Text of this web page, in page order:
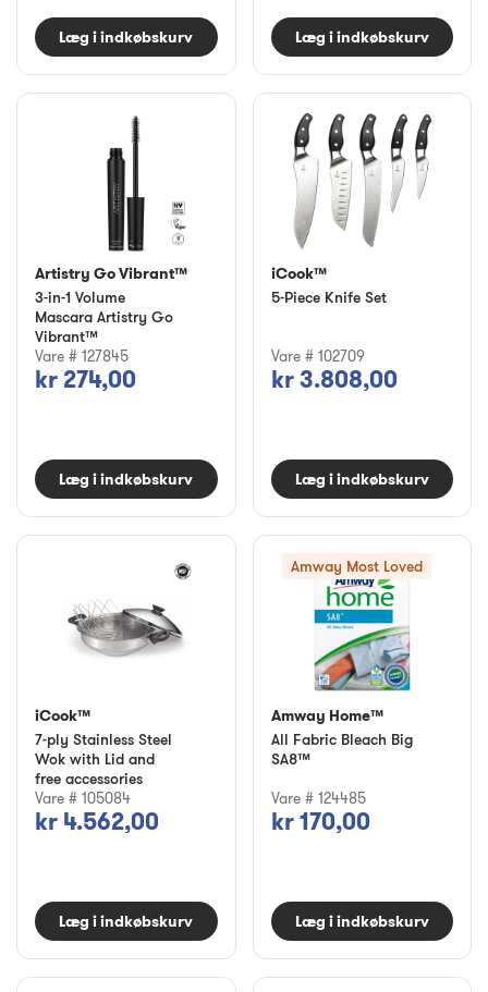
Læg i indkøbskurv Læg i indkøbskurv
Artistry Go Vibrant™
3-in-1 Volume
Mascara Artistry Go
Vibrant™
Vare # 127845
kr 274,00
Læg i indkøbskurv
iCook™
5-Piece Knife Set
Vare # 102709
kr 3.808,00
Læg i indkøbskurv
iCook™
7-ply Stainless Steel
Wok with Lid and
free accessories
Vare # 105084
kr 4.562,00
Læg i indkøbskurv
Amway Most Loved
Amway Home™
All Fabric Bleach Big
SA8™
Vare # 124485
kr 170,00
Læg i indkøbskurv